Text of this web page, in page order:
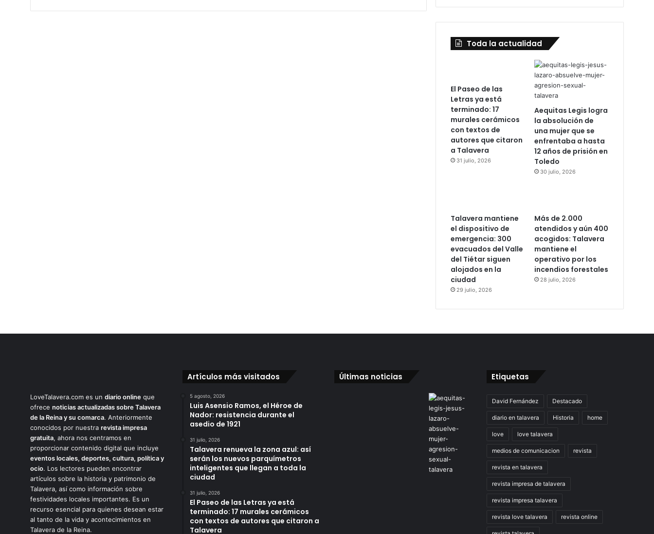
Toda la actualidad
El Paseo de las
Letras ya está
terminado: 17
murales cerámicos
con textos de
autores que citaron
a Talavera
31 julio, 2026
Aequitas Legis logra
la absolución de
una mujer que se
enfrentaba a hasta
12 años de prisión en
Toledo
30 julio, 2026
Talavera mantiene
el dispositivo de
emergencia: 300
evacuados del Valle
del Tiétar siguen
alojados en la
ciudad
29 julio, 2026
Más de 2.000
atendidos y aún 400
acogidos: Talavera
mantiene el
operativo por los
incendios forestales
28 julio, 2026
LoveTalavera.com es un diario online que
ofrece noticias actualizadas sobre Talavera
de la Reina y su comarca. Anteriormente
conocidos por nuestra revista impresa
gratuita, ahora nos centramos en
proporcionar contenido digital que incluye
eventos locales, deportes, cultura, política y
ocio. Los lectores pueden encontrar
artículos sobre la historia y patrimonio de
Talavera, así como información sobre
festividades locales importantes. Es un
recurso esencial para quienes desean estar
al tanto de la vida y acontecimientos en
Talavera de la Reina.
Artículos más visitados
5 agosto, 2026
Luis Asensio Ramos, el Héroe de
Nador: resistencia durante el
asedio de 1921
31 julio, 2026
Talavera renueva la zona azul: así
serán los nuevos parquímetros
inteligentes que llegan a toda la
ciudad
31 julio, 2026
El Paseo de las Letras ya está
terminado: 17 murales cerámicos
con textos de autores que citaron a
Talavera
Últimas noticias Etiquetas
David Fernández Destacado
diario en talavera Historia home
love love talavera
medios de comunicacion revista
revista en talavera
revista impresa de talavera
revista impresa talavera
revista love talavera revista online